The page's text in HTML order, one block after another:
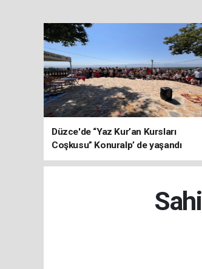
Düzce'de “Yaz Kur’an Kursları
Coşkusu” Konuralp’ de yaşandı